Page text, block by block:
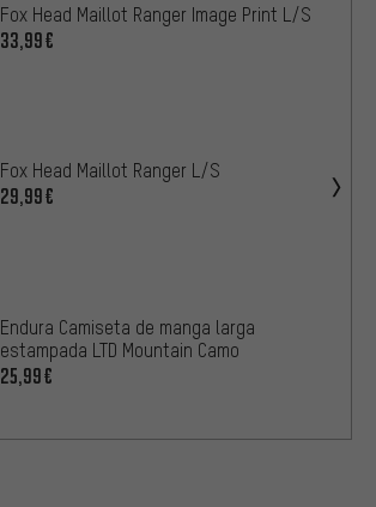
Fox Head Maillot Ranger Image Print L/S
33,99€
Fox Head Maillot Ranger L/S
29,99€
Endura Camiseta de manga larga
estampada LTD Mountain Camo
25,99€